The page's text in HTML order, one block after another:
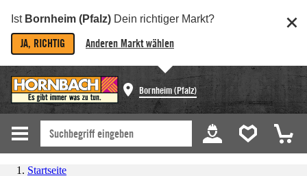
Ist Bornheim (Pfalz) Dein richtiger Markt?
JA, RICHTIG Anderen Markt wählen
Bornheim (Pfalz)
Startseite